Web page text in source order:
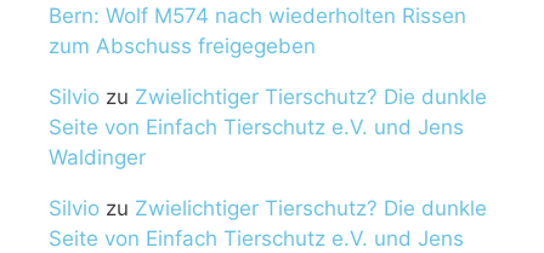
Bern: Wolf M574 nach wiederholten Rissen
zum Abschuss freigegeben
Silvio zu Zwielichtiger Tierschutz? Die dunkle
Seite von Einfach Tierschutz e.V. und Jens
Waldinger
Silvio zu Zwielichtiger Tierschutz? Die dunkle
Seite von Einfach Tierschutz e.V. und Jens